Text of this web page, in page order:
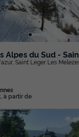
, Saint Leger Les
à partir de